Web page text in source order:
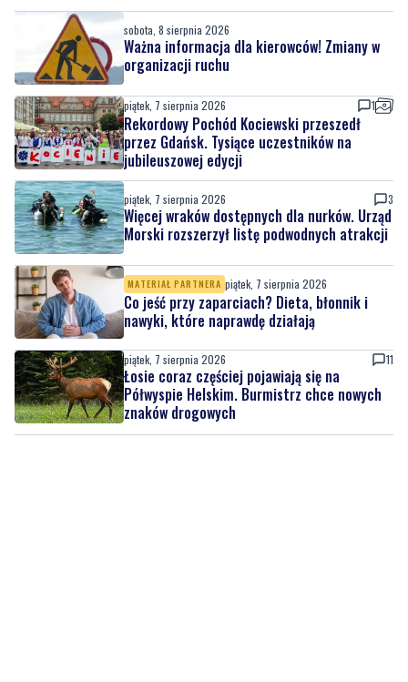
sobota, 8 sierpnia 2026
Ważna informacja dla kierowców! Zmiany w
organizacji ruchu
piątek, 7 sierpnia 2026 1
Rekordowy Pochód Kociewski przeszedł
przez Gdańsk. Tysiące uczestników na
jubileuszowej edycji
piątek, 7 sierpnia 2026 3
Więcej wraków dostępnych dla nurków. Urząd
Morski rozszerzył listę podwodnych atrakcji
MATERIAŁ PARTNERA piątek, 7 sierpnia 2026
Co jeść przy zaparciach? Dieta, błonnik i
nawyki, które naprawdę działają
piątek, 7 sierpnia 2026 11
Łosie coraz częściej pojawiają się na
Półwyspie Helskim. Burmistrz chce nowych
znaków drogowych